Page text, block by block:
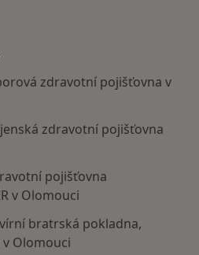
zdravotní pojišťovna v
zdravotní pojišťovna
pojišťovna
v Olomouci
bratrská pokladna,
Olomouci